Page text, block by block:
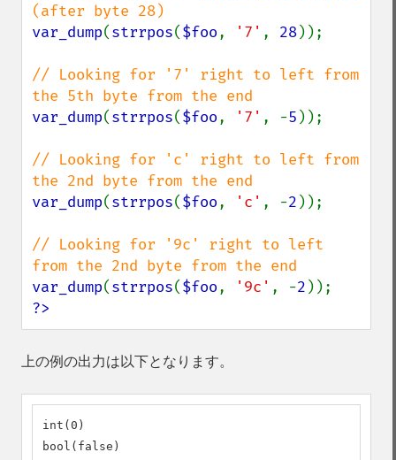
var_dump(strrpos($foo, '7' , 28));
// Looking for '7' right to left from
var_dump(strrpos($foo, '7' , -5 ));
// Looking for 'c' right to left from
var_dump(strrpos($foo, 'c' , -2 ));
// Looking for '9c' right to left
var_dump(strrpos($foo, '9c' , -2
?>
上の例の出力は以下となります。
int(0)
bool(false)